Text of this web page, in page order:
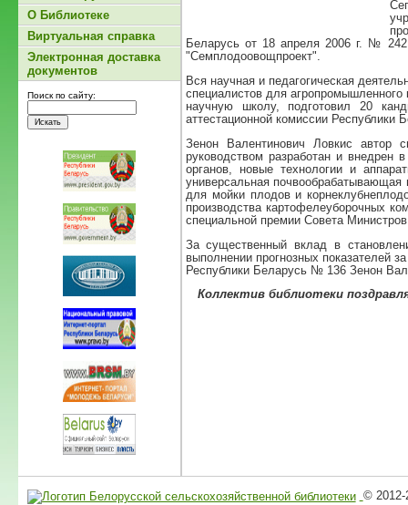
О Библиотеке
Виртуальная справка
Электронная доставка
документов
Поиск по сайту:
Беларусь от 18 апреля 2006 г. №
"Семплодоовощпроект".
Вся научная и педагогическая
специалистов для
научную школу, подготовил 20
аттестационной комиссии Республики
Зенон Валентинович Ловкис автор
руководством разработан и внедрен
органов, новые технологии и
универсальная
для мойки плодов и
производства картофелеуборочных
специальной премии Совета
За существенный вклад в
выполнении прогнозных показателей
Республики Беларусь № 136 Зенон
Коллектив библиотеки
© 2012-